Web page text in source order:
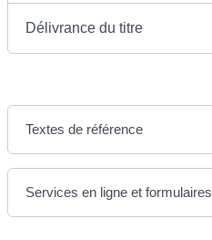
Délivrance du titre
Textes de référence
Services en ligne et formulaires